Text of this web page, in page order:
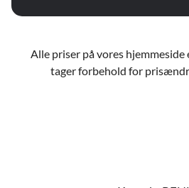
Alle priser på vores hjemmeside
tager forbehold for